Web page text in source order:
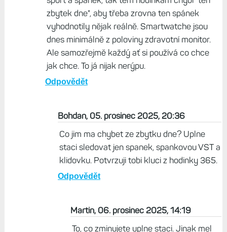
jinak nosim klasicke hodinky a nic mi nechybi.
Strejne mam po ruce furt mobil, tak ho
nepotrebuju na ruce.
Odpovědět
Já , 05. prosinec 2025, 14:17
(jakékoliv) používat. Pokud je berete jen na
zbytek dne", aby třeba zrovna ten spánek
vyhodnotily nějak reálně. Smartwatche jsou
dnes minimálně z poloviny zdravotní monitor.
Ale samozřejmě každý ať si používá co chce
Odpovědět